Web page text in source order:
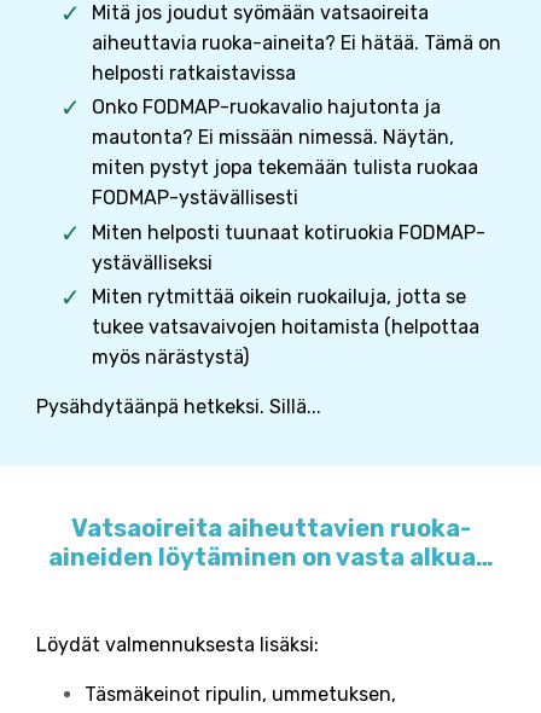
Mitä jos joudut syömään vatsaoireita
aiheuttavia ruoka-aineita? Ei hätää. Tämä on
helposti ratkaistavissa
Onko FODMAP-ruokavalio hajutonta ja
mautonta? Ei missään nimessä. Näytän,
miten pystyt jopa tekemään tulista ruokaa
FODMAP-ystävällisesti
Miten helposti tuunaat kotiruokia FODMAP-
ystävälliseksi
Miten rytmittää oikein ruokailuja, jotta se
tukee vatsavaivojen hoitamista (helpottaa
myös närästystä)
Pysähdytäänpä hetkeksi. Sillä...
Vatsaoireita aiheuttavien ruoka-
aineiden löytäminen on vasta alkua…
Löydät valmennuksesta lisäksi:
Täsmäkeinot ripulin, ummetuksen,